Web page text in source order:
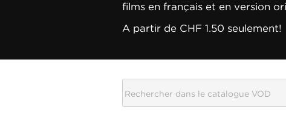
films en français et en version
A partir de CHF 1.50 seulement!